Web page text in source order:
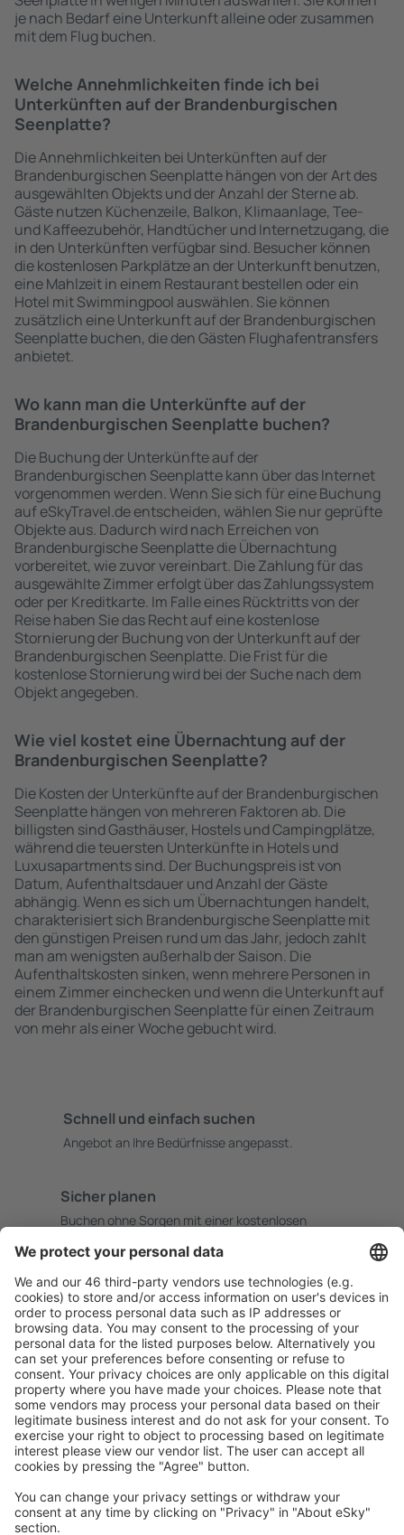
je nach Bedarf eine Unterkunft alleine oder zusammen
mit dem Flug buchen.
Welche Annehmlichkeiten finde ich bei
Unterkünften auf der Brandenburgischen
Seenplatte?
Die Annehmlichkeiten bei Unterkünften auf der
Brandenburgischen Seenplatte hängen von der Art des
ausgewählten Objekts und der Anzahl der Sterne ab.
Gäste nutzen Küchenzeile, Balkon, Klimaanlage, Tee-
und Kaffeezubehör, Handtücher und Internetzugang, die
in den Unterkünften verfügbar sind. Besucher können
die kostenlosen Parkplätze an der Unterkunft benutzen,
eine Mahlzeit in einem Restaurant bestellen oder ein
Hotel mit Swimmingpool auswählen. Sie können
zusätzlich eine Unterkunft auf der Brandenburgischen
Seenplatte buchen, die den Gästen Flughafentransfers
anbietet.
Wo kann man die Unterkünfte auf der
Brandenburgischen Seenplatte buchen?
Die Buchung der Unterkünfte auf der
Brandenburgischen Seenplatte kann über das Internet
vorgenommen werden. Wenn Sie sich für eine Buchung
auf eSkyTravel.de entscheiden, wählen Sie nur geprüfte
Objekte aus. Dadurch wird nach Erreichen von
Brandenburgische Seenplatte die Übernachtung
vorbereitet, wie zuvor vereinbart. Die Zahlung für das
ausgewählte Zimmer erfolgt über das Zahlungssystem
oder per Kreditkarte. Im Falle eines Rücktritts von der
Reise haben Sie das Recht auf eine kostenlose
Stornierung der Buchung von der Unterkunft auf der
Brandenburgischen Seenplatte. Die Frist für die
kostenlose Stornierung wird bei der Suche nach dem
Objekt angegeben.
Wie viel kostet eine Übernachtung auf der
Brandenburgischen Seenplatte?
Die Kosten der Unterkünfte auf der Brandenburgischen
Seenplatte hängen von mehreren Faktoren ab. Die
billigsten sind Gasthäuser, Hostels und Campingplätze,
während die teuersten Unterkünfte in Hotels und
Luxusapartments sind. Der Buchungspreis ist von
Datum, Aufenthaltsdauer und Anzahl der Gäste
abhängig. Wenn es sich um Übernachtungen handelt,
charakterisiert sich Brandenburgische Seenplatte mit
den günstigen Preisen rund um das Jahr, jedoch zahlt
man am wenigsten außerhalb der Saison. Die
Aufenthaltskosten sinken, wenn mehrere Personen in
einem Zimmer einchecken und wenn die Unterkunft auf
der Brandenburgischen Seenplatte für einen Zeitraum
von mehr als einer Woche gebucht wird.
Schnell und einfach suchen
Angebot an Ihre Bedürfnisse angepasst.
Sicher planen
Buchen ohne Sorgen mit einer kostenlosen
Mehr sparen
Attraktive Preise und Spezialangebote für eingeloggte
Benutzer.
Unterkünfte, die Sie mögen
Wählen Sie aus über 1,3 Millionen Unterkünften: Hotels,
Hütten, Apartments und andere.
Unterkünfte in Deutschland - Beliebte Städte